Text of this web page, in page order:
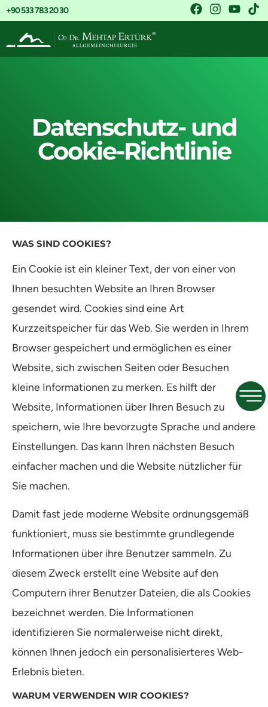
+90 533 783 20 30
Datenschutz- und
Cookie-Richtlinie
WAS SIND COOKIES?
Ein Cookie ist ein kleiner Text, der von einer von
Ihnen besuchten Website an Ihren Browser
gesendet wird. Cookies sind eine Art
Kurzzeitspeicher für das Web. Sie werden in Ihrem
Browser gespeichert und ermöglichen es einer
Website, sich zwischen Seiten oder Besuchen
kleine Informationen zu merken. Es hilft der
Website, Informationen über Ihren Besuch zu
speichern, wie Ihre bevorzugte Sprache und andere
Einstellungen. Das kann Ihren nächsten Besuch
einfacher machen und die Website nützlicher für
Sie machen.
Damit fast jede moderne Website ordnungsgemäß
funktioniert, muss sie bestimmte grundlegende
Informationen über ihre Benutzer sammeln. Zu
diesem Zweck erstellt eine Website auf den
Computern ihrer Benutzer Dateien, die als Cookies
bezeichnet werden. Die Informationen
identifizieren Sie normalerweise nicht direkt,
können Ihnen jedoch ein personalisierteres Web-
Erlebnis bieten.
WARUM VERWENDEN WIR COOKIES?